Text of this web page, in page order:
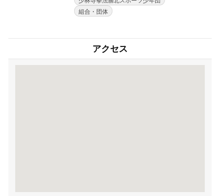
組合・団体
アクセス